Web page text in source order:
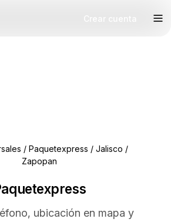
/ Paquetexpress / Jalisco /
Zapopan
ubicación en mapa y